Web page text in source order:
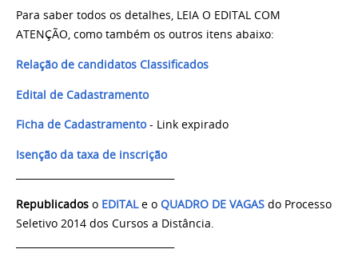
Para saber todos os detalhes, LEIA O EDITAL COM
ATENÇÃO, como também os outros itens abaixo:
Relação de candidatos Classificados
Edital de Cadastramento
Ficha de Cadastramento- Link expirado
Isenção da taxa de inscrição
Republicados o EDITALe o QUADRO DE VAGAS do Processo
Seletivo 2014 dos Cursos a Distância.